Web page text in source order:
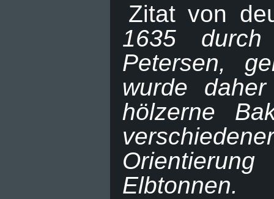
Zitat von
1635 durch
Petersen,
wurde
hölzerne
Elbtonnen.